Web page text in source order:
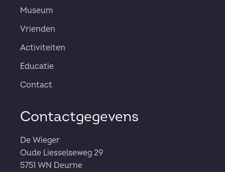
Museum
Vrienden
Activiteiten
Educatie
Contact
Contactgegevens
De Wieger
Oude Liesselseweg 29
5751 WN Deurne